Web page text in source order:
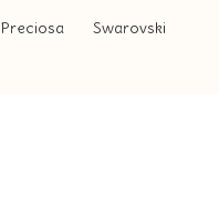
Preciosa Swarovski